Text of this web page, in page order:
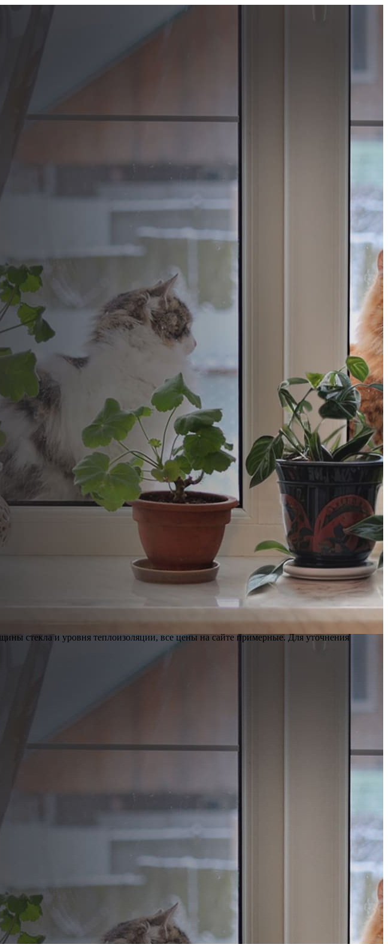
стекла и уровня теплоизоляции, все цены на сайте примерные. Для уточнения